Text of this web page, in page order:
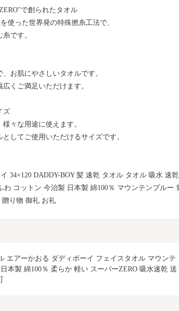
で創られたタオル
使った世界発の特殊撚糸工法で、
です。
お肌にやさしいタオルです。
くご満足いただけます。
ズ
々な用途に使えます。
してご使用いただけるサイズです。
34×120 DADDY-BOY 髪 速乾 タオル タオル 吸水 速
コットン 今治製 日本製 綿100％ マウンテンブルー
贈り物 御礼 お礼
エアーかおる ダディボーイ フェイスタオル マウンテ
本製 綿100％ 柔らか 軽い スーパーZERO 吸水速乾 送